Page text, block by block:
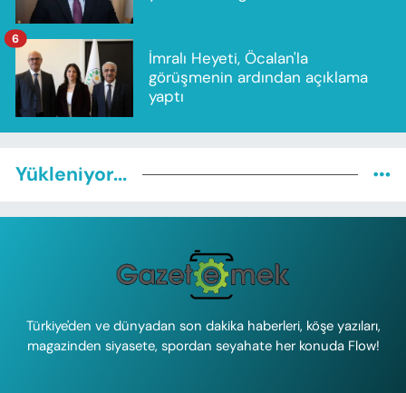
İmralı Heyeti, Öcalan'la
görüşmenin ardından açıklama
yaptı
6
Yükleniyor...
Türkiye'den ve dünyadan son dakika haberleri, köşe yazıları,
magazinden siyasete, spordan seyahate her konuda Flow!